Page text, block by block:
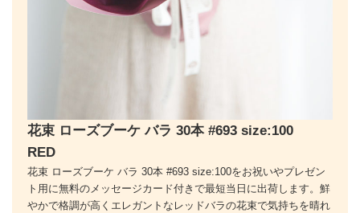
花束 ローズブーケ バラ 30本 #693 size:100
RED
花束 ローズブーケ バラ 30本 #693 size:100をお祝いやプレゼン
ト用に無料のメッセージカード付きで最短当日に出荷します。鮮
やかで格調が高くエレガントなレッドバラの花束で気持ちを晴れ